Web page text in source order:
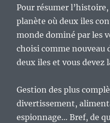
Pour résumer
planète où deux iles
monde dominé par les
choisi comme nouveau
deux iles et vous devez
Gestion des plus
divertissement,
espionnage… Bref, de